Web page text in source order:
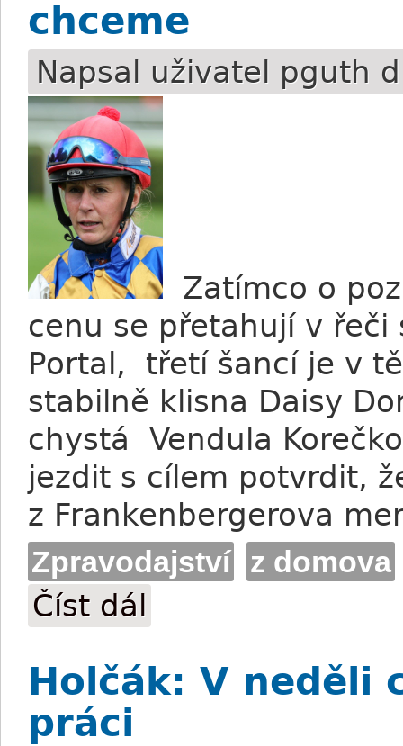
chceme
Napsal uživatel pguth
Zatímco o
cenu se přetahují v
Portal, třetí šancí je v
stabilně klisna Daisy
chystá Vendula
jezdit s cílem potvrdit,
z Frankenbergerova
Zpravodajství z domova
Číst dál
Holčák: V neděli
práci